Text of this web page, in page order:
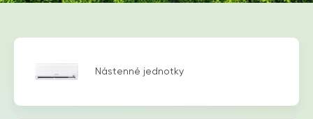
Nástenné jednotky